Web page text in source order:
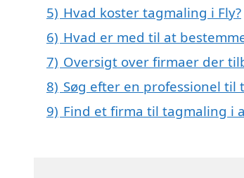
5) Hvad koster tagmaling i Fly?
6) Hvad er med til at
7) Oversigt over firmaer der
8) Søg efter en professionel
9) Find et firma til tagmaling i